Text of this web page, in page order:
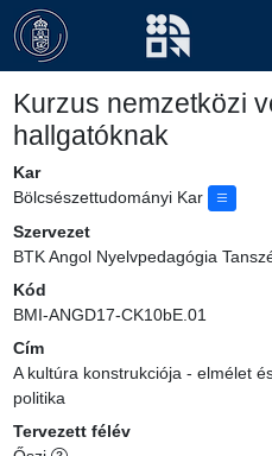
Kurzus nemzetközi
hallgatóknak
Kar
Bölcsészettudományi Kar
Szervezet
BTK Angol Nyelvpedagógia
Kód
BMI-ANGD17-CK10bE.01
Cím
A kultúra konstrukciója - elmélet
politika
Tervezett félév